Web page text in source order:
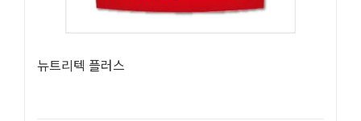
뉴트리텍 플러스